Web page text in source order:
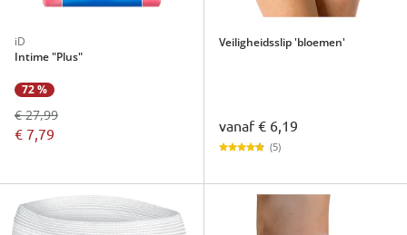
iD
Intime "Plus"
72 %
€ 27,99
€ 7,79
Veiligheidsslip 'bloemen'
vanaf€ 6,19
(5)